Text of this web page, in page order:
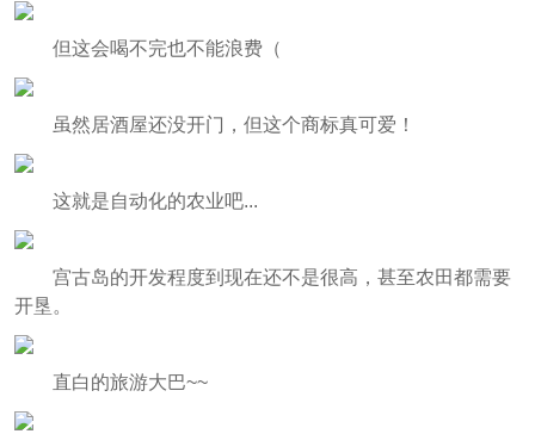
但这会喝不完也不能浪费（
虽然居酒屋还没开门，但这个商标真可爱！
这就是自动化的农业吧...
宫古岛的开发程度到现在还不是很高，甚至农田都需要
开垦。
直白的旅游大巴~~